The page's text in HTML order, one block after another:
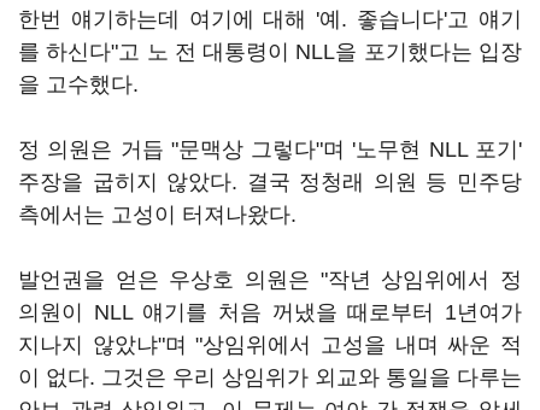
한번 얘기하는데 여기에 대해 '예. 좋습니다'고 얘기
를 하신다"고 노 전 대통령이 NLL을 포기했다는 입장
을 고수했다.
정 의원은 거듭 "문맥상 그렇다"며 '노무현 NLL 포기'
주장을 굽히지 않았다. 결국 정청래 의원 등 민주당
측에서는 고성이 터져나왔다.
발언권을 얻은 우상호 의원은 "작년 상임위에서 정
의원이 NLL 얘기를 처음 꺼냈을 때로부터 1년여가
지나지 않았냐"며 "상임위에서 고성을 내며 싸운 적
이 없다. 그것은 우리 상임위가 외교와 통일을 다루는